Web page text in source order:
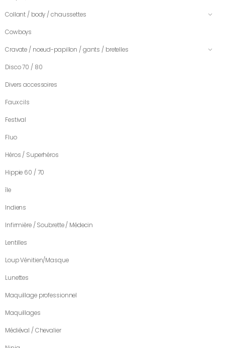
Collant / body / chaussettes
Cowboys
Cravate / noeud-papillon / gants / bretelles
Disco 70 / 80
Divers accessoires
Faux cils
Festival
Fluo
Héros / Superhéros
Hippie 60 / 70
île
Indiens
Infirmière / Soubrette / Médecin
Lentilles
Loup Vénitien/Masque
Lunettes
Maquillage professionnel
Maquillages
Médiéval / Chevalier